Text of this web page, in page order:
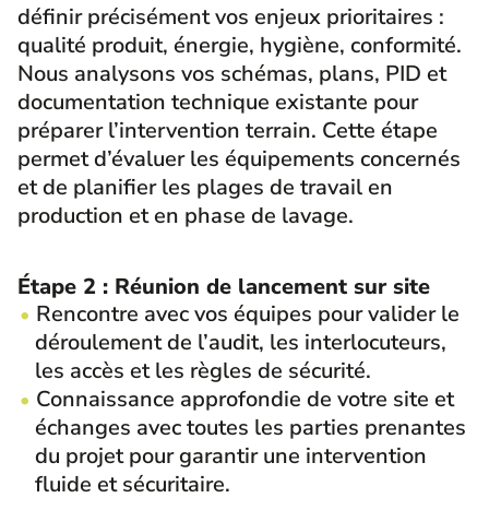
définir précisément vos enjeux prioritaires :
qualité produit, énergie, hygiène, conformité.
Nous analysons vos schémas, plans, PID et
documentation technique existante pour
préparer l’intervention terrain. Cette étape
permet d’évaluer les équipements concernés
et de planifier les plages de travail en
production et en phase de lavage.
Étape 2 : Réunion de lancement sur site
Rencontre avec vos équipes pour valider le
déroulement de l’audit, les interlocuteurs,
les accès et les règles de sécurité.
Connaissance approfondie de votre site et
échanges avec toutes les parties prenantes
du projet pour garantir une intervention
fluide et sécuritaire.